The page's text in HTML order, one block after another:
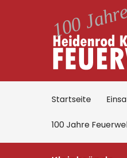
Startseite
100 Jahre